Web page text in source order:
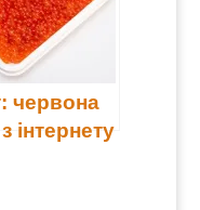
червона
інтернету